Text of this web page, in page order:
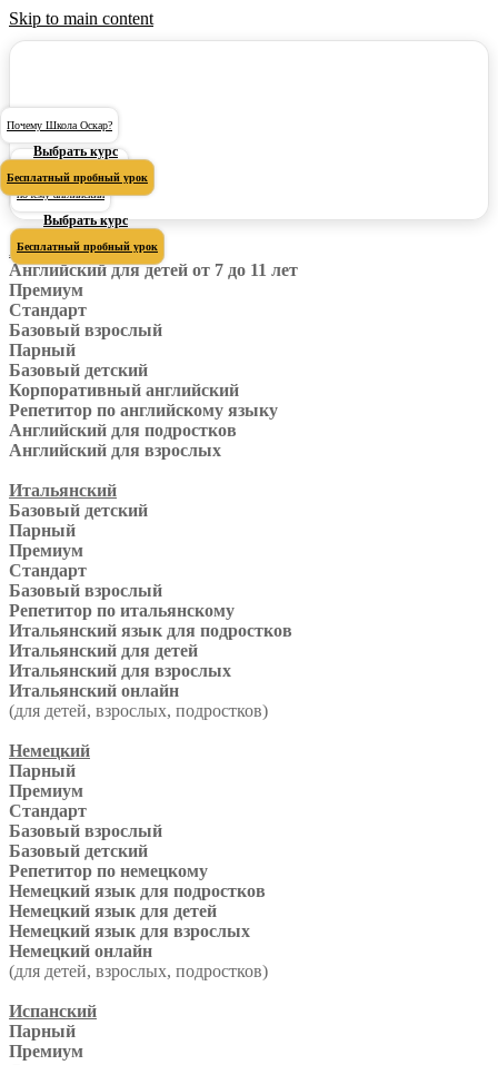
Skip to main content
почему английский
Выбрать курс
Бесплатный пробный урок
Английский
Английский для детей от 7 до 11 лет
Премиум
Стандарт
Базовый взрослый
Парный
Базовый детский
Корпоративный английский
Репетитор по английскому языку
Английский для подростков
Английский для взрослых
Итальянский
Базовый детский
Парный
Премиум
Стандарт
Базовый взрослый
Репетитор по итальянскому
Итальянский язык для подростков
Итальянский для детей
Итальянский для взрослых
Итальянский онлайн
(для детей, взрослых, подростков)
Немецкий
Парный
Премиум
Стандарт
Базовый взрослый
Базовый детский
Репетитор по немецкому
Немецкий язык для подростков
Немецкий язык для детей
Немецкий язык для взрослых
Немецкий онлайн
(для детей, взрослых, подростков)
Испанский
Парный
Премиум
Почему Школа Оскар?
Выбрать курс
Бесплатный пробный урок